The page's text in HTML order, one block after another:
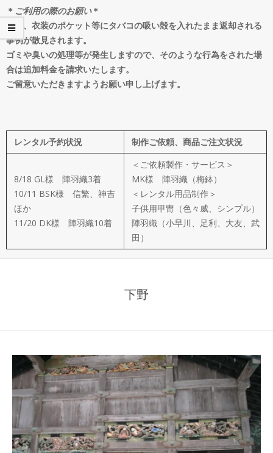
ダ
ー
メ
イ
ド
製
作
武
衆
＊ ご利用の際のお願い＊
最近、衣装のポケット等にタバコの吸い殻を入れたまま返却される
事例が散見されます。
ゴミや臭いの処理等が発生しますので、そのような行為をされた場
合は追加料金を請求いたします。
ご留意いただきますようお願い申し上げます。
レンタル予約状況 制作ご依頼、商品ご注文状況
8/18 GL様 陣羽織3着
10/11 BSK様 信繁、神吉
ほか
11/20 DK様 陣羽織10着
＜ご依頼製作・サービス＞
MK様 陣羽織（梅鉢）
＜レンタル用品制作＞
子供用甲冑（色々威、シンプル）
陣羽織（小早川、足利、大友、武
田）
下野